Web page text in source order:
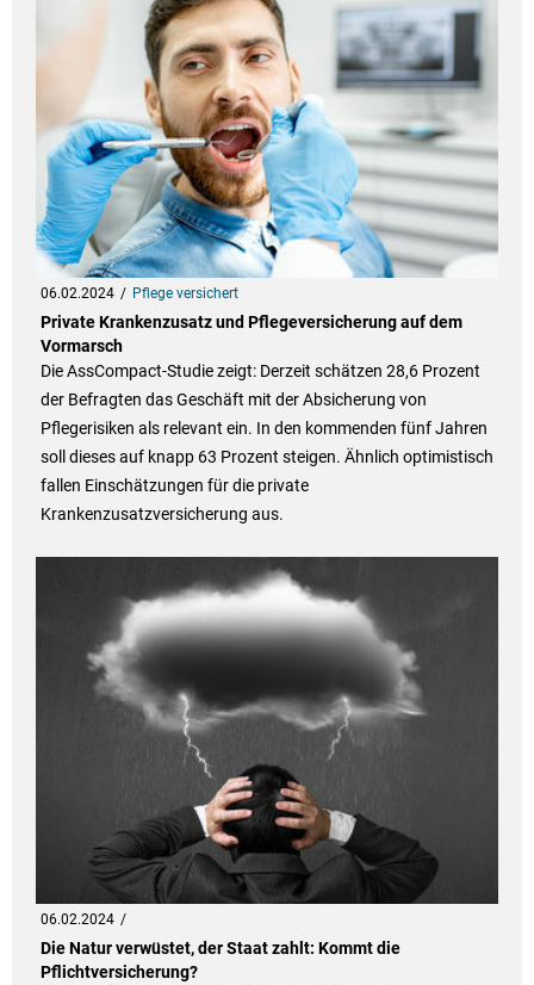
06.02.2024 Pflege versichert
Private Krankenzusatz und Pflegeversicherung auf dem
Vormarsch
Die AssCompact-Studie zeigt: Derzeit schätzen 28,6 Prozent
der Befragten das Geschäft mit der Absicherung von
Pflegerisiken als relevant ein. In den kommenden fünf Jahren
soll dieses auf knapp 63 Prozent steigen. Ähnlich optimistisch
fallen Einschätzungen für die private
Krankenzusatzversicherung aus.
06.02.2024
Die Natur verwüstet, der Staat zahlt: Kommt die
Pflichtversicherung?